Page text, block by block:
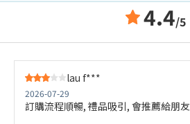
4.4/5
lau f***
2026-07-29
訂購流程順暢, 禮品吸引, 會推薦給朋友